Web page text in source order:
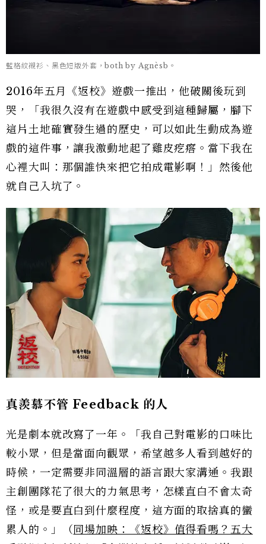
藍格紋襯衫、黑色短版外套，both by Agnèsb。
2016年五月《返校》遊戲一推出，他破關後玩到
哭，「我很久沒有在遊戲中感受到這種歸屬，腳下
這片土地確實發生過的歷史，可以如此生動成為遊
戲的這件事，讓我激動地起了雞皮疙瘩。當下我在
心裡大叫：那個誰快來把它拍成電影啊！」然後他
就自己入坑了。
真羨慕不管 Feedback 的人
光是劇本就改寫了一年。「我自己對電影的口味比
較小眾，但是當面向觀眾，希望越多人看到越好的
時候，一定需要非同溫層的語言跟大家溝通。我跟
主創團隊花了很大的力氣思考，怎樣直白不會太奇
怪，或是要直白到什麼程度，這方面的取捨真的蠻
累人的。」（同場加映：《返校》值得看嗎？五大